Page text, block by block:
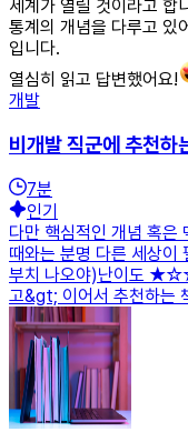
세계가 열릴 것이라고 합
통계의 개념을 다루고 있
입니다.
열심히 읽고 답변했어요!
개발
비개발 직군에 추천하
7분
인기
다만 핵심적인 개념 혹은
때와는 분명 다른 세상이
부치 나오야)난이도
고&gt; 이어서 추천하는